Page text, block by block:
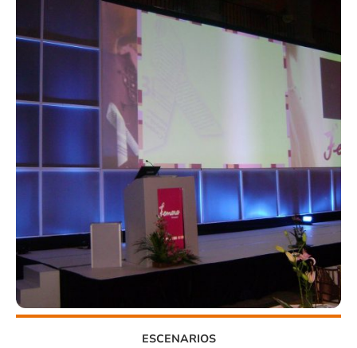
ESCENARIOS